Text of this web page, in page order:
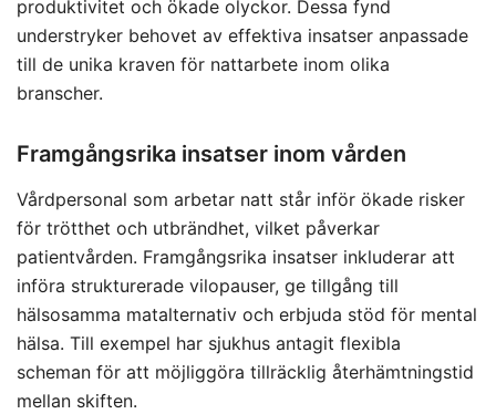
produktivitet och ökade olyckor. Dessa fynd
understryker behovet av effektiva insatser anpassade
till de unika kraven för nattarbete inom olika
branscher.
Framgångsrika insatser inom vården
Vårdpersonal som arbetar natt står inför ökade risker
för trötthet och utbrändhet, vilket påverkar
patientvården. Framgångsrika insatser inkluderar att
införa strukturerade vilopauser, ge tillgång till
hälsosamma matalternativ och erbjuda stöd för mental
hälsa. Till exempel har sjukhus antagit flexibla
scheman för att möjliggöra tillräcklig återhämtningstid
mellan skiften.